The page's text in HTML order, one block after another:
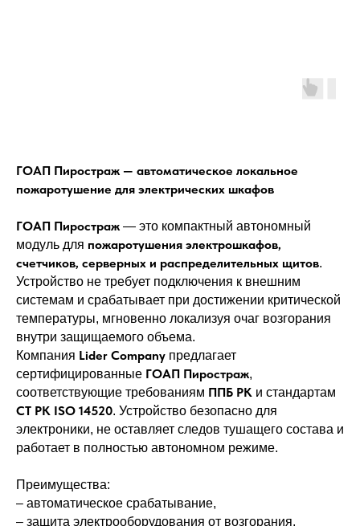
ГОАП Пиростраж — автоматическое локальное
пожаротушение для электрических шкафов
ГОАП Пиростраж — это компактный автономный
модуль для пожаротушения электрошкафов,
счетчиков, серверных и распределительных щитов.
Устройство не требует подключения к внешним
системам и срабатывает при достижении критической
температуры, мгновенно локализуя очаг возгорания
внутри защищаемого объема.
Компания Lider Company предлагает
сертифицированные ГОАП Пиростраж,
соответствующие требованиям ППБ РК и стандартам
СТ РК ISO 14520. Устройство безопасно для
электроники, не оставляет следов тушащего состава и
работает в полностью автономном режиме.
Преимущества:
– автоматическое срабатывание,
– защита электрооборудования от возгорания,